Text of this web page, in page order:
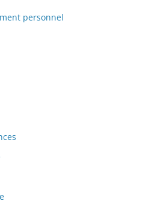
personnel